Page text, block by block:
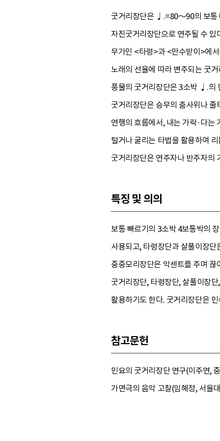
굿거리장단은 ♩.=80～90의 보
자진굿거리장단으로 연주될 수
무가인 <타령>과 <만수받이>에
노래의 선율에 따라 변주되는 굿
풍물의 굿거리장단은 3소박 ♩.
굿거리장단은 승무의 춤사위나
연행의 흐름에서, 내는 가락·다는
털거나 굴리는 타법을 활용하여
굿거리장단은 연주자나 반주자의
특징 및 의의
보통 빠르기의 3소박 4보통박의
사용되고, 타령장단과 살풀이장
중중모리장단은 악센트를 주며
굿거리장단, 타령장단, 살풀이장
활용하기도 한다. 굿거리장단은
참고문헌
민요의 굿거리장단 연구(이주연,
가면극의 음악 고찰(임혜정, 서울